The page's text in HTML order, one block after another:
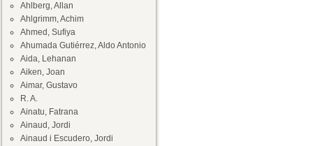
Ahlberg, Allan
Ahlgrimm, Achim
Ahmed, Sufiya
Ahumada Gutiérrez, Aldo Antonio
Aida, Lehanan
Aiken, Joan
Aimar, Gustavo
R. A.
Ainatu, Fatrana
Ainaud, Jordi
Ainaud i Escudero, Jordi